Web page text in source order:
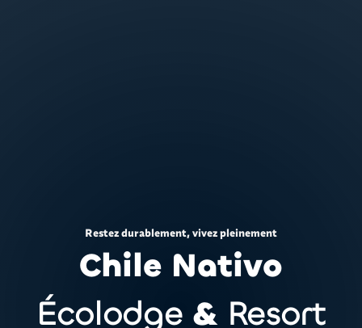
Restez durablement, vivez pleinement
Chile Nativo
Écolodge & Resort